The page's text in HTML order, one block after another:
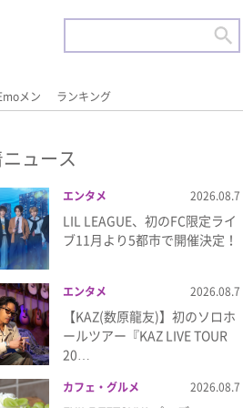
メン ランキング
ュース
エンタメ 2026.08.7
LIL LEAGUE、初のFC限定ライ
ブ11月より5都市で開催決定！
エンタメ 2026.08.7
【KAZ(数原龍友)】初のソロホ
ールツアー『KAZ LIVE TOUR
20…
カフェ・グルメ 2026.08.7